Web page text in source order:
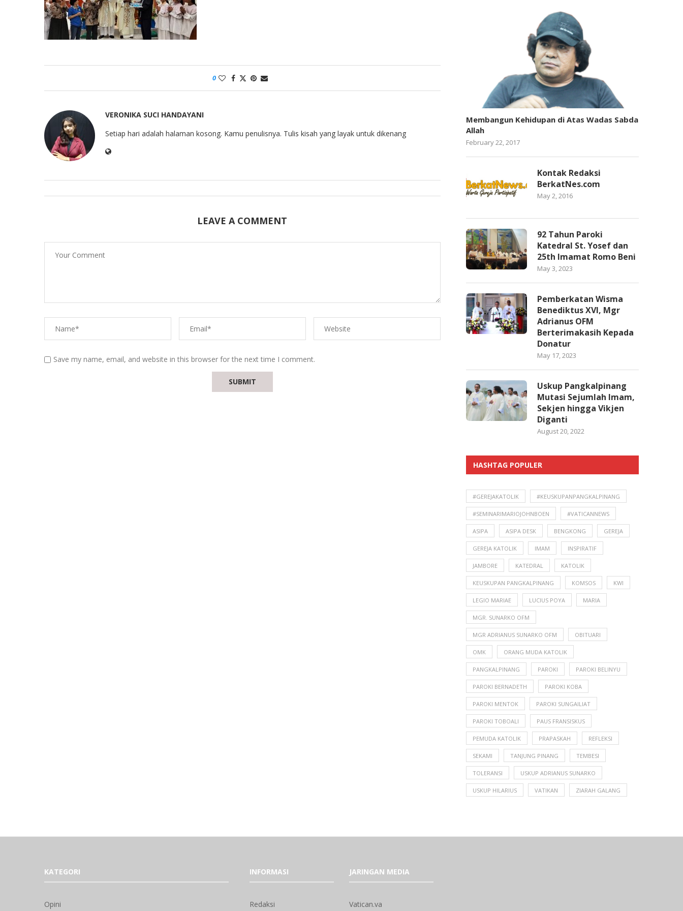
0
VERONIKA SUCI HANDAYANI
Setiap hari adalah halaman kosong. Kamu penulisnya. Tulis kisah yang layak untuk dikenang
LEAVE A COMMENT
Save my name, email, and website in this browser for the next time I comment.
Membangun Kehidupan di Atas Wadas Sabda
Allah
February 22, 2017
Kontak Redaksi
BerkatNes.com
May 2, 2016
92 Tahun Paroki
Katedral St. Yosef dan
25th Imamat Romo Beni
May 3, 2023
Pemberkatan Wisma
Benediktus XVI, Mgr
Adrianus OFM
Berterimakasih Kepada
Donatur
May 17, 2023
Uskup Pangkalpinang
Mutasi Sejumlah Imam,
Sekjen hingga Vikjen
Diganti
August 20, 2022
HASHTAG POPULER
#GEREJAKATOLIK #KEUSKUPANPANGKALPINANG
#SEMINARIMARIOJOHNBOEN #VATICANNEWS
ASIPA ASIPA DESK BENGKONG GEREJA
GEREJA KATOLIK IMAM INSPIRATIF
JAMBORE KATEDRAL KATOLIK
KEUSKUPAN PANGKALPINANG KOMSOS KWI
LEGIO MARIAE LUCIUS POYA MARIA
MGR. SUNARKO OFM
MGR ADRIANUS SUNARKO OFM OBITUARI
OMK ORANG MUDA KATOLIK
PANGKALPINANG PAROKI PAROKI BELINYU
PAROKI BERNADETH PAROKI KOBA
PAROKI MENTOK PAROKI SUNGAILIAT
PAROKI TOBOALI PAUS FRANSISKUS
PEMUDA KATOLIK PRAPASKAH REFLEKSI
SEKAMI TANJUNG PINANG TEMBESI
TOLERANSI USKUP ADRIANUS SUNARKO
USKUP HILARIUS VATIKAN ZIARAH GALANG
KATEGORI
Opini
INFORMASI
Redaksi
JARINGAN MEDIA
Vatican.va